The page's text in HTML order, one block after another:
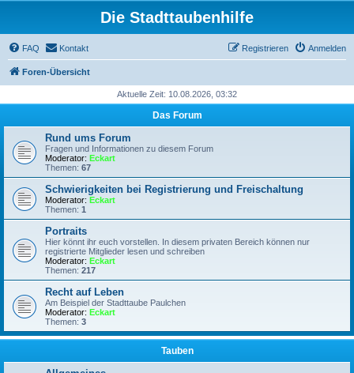
Die Stadttaubenhilfe
FAQ Kontakt Anmelden
Registrieren
Foren-Übersicht
Aktuelle Zeit: 10.08.2026, 03:32
Das Forum
Rund ums Forum
Fragen und Informationen zu diesem Forum
Moderator: Eckart
Themen: 67
Schwierigkeiten bei Registrierung und Freischaltung
Moderator: Eckart
Themen: 1
Portraits
Hier könnt ihr euch vorstellen. In diesem privaten Bereich können nur
registrierte Mitglieder lesen und schreiben
Moderator: Eckart
Themen: 217
Recht auf Leben
Am Beispiel der Stadttaube Paulchen
Moderator: Eckart
Themen: 3
Tauben